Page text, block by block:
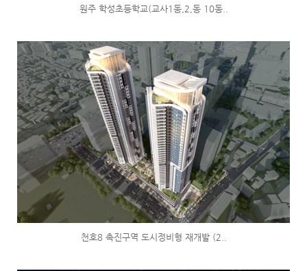
원주 학성초등학교(교사1동,2,동 10동..
천호8 촉진구역 도시정비형 재개발 (2..